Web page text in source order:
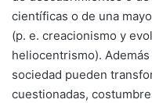
científicas o de una
(p. e. creacionismo y
heliocentrismo).
sociedad pueden
cuestionadas,